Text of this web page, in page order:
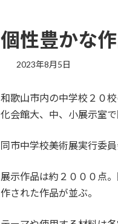
個性豊かな
2023年8月5日
和歌山市内の中学校２０
化会館大、中、小展示室で
同市中学校美術展実行委
展示作品は約２０００点
作された作品が並ぶ。